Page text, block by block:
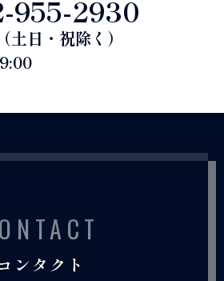
955-2930
土日・祝除く）
コンタクト